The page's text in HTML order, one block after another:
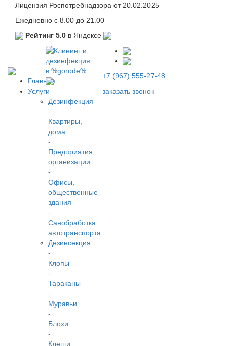
Лицензия Роспотребнадзора от 20.02.2025
Ежедневно с 8.00 до 21.00
Рейтинг 5.0 в Яндексе
Главная
Услуги
Дезинфекция
-
Квартиры,
дома
-
Предприятия,
организации
-
Офисы,
общественные
здания
-
Санобработка
автотранспорта
Дезинсекция
-
Клопы
-
Тараканы
-
Муравьи
-
Блохи
-
Клещи
+7 (967) 555-27-48
заказать звонок